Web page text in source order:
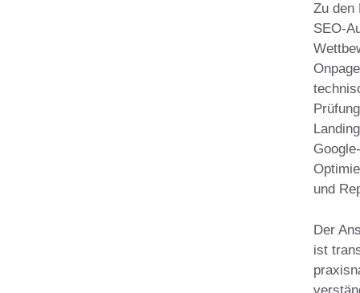
Zu den
SEO-
und
Der
ist